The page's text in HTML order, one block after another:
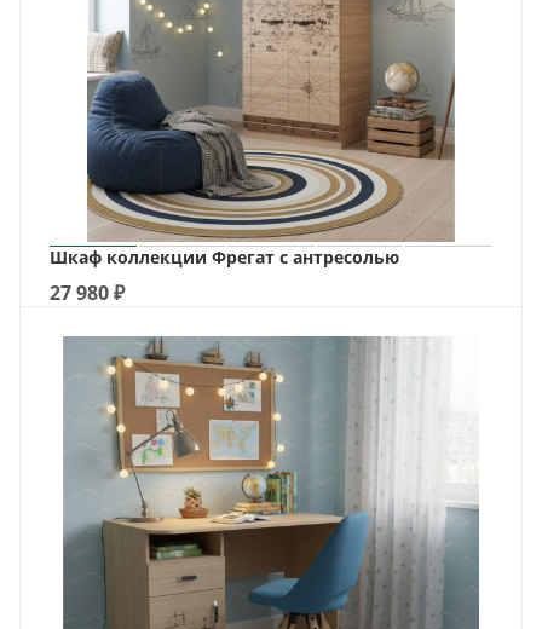
Шкаф коллекции Фрегат с антресолью
27 980₽